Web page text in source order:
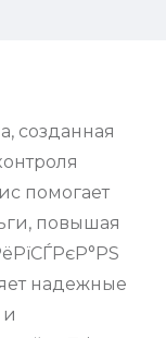
созданная
помогает
повышая
надежные